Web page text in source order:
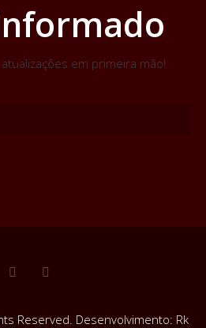
em primeira mão!
Reserved. Desenvolvimento: Rk